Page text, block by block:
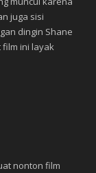
juga sisi
dingin Shane
ini layak
nonton film